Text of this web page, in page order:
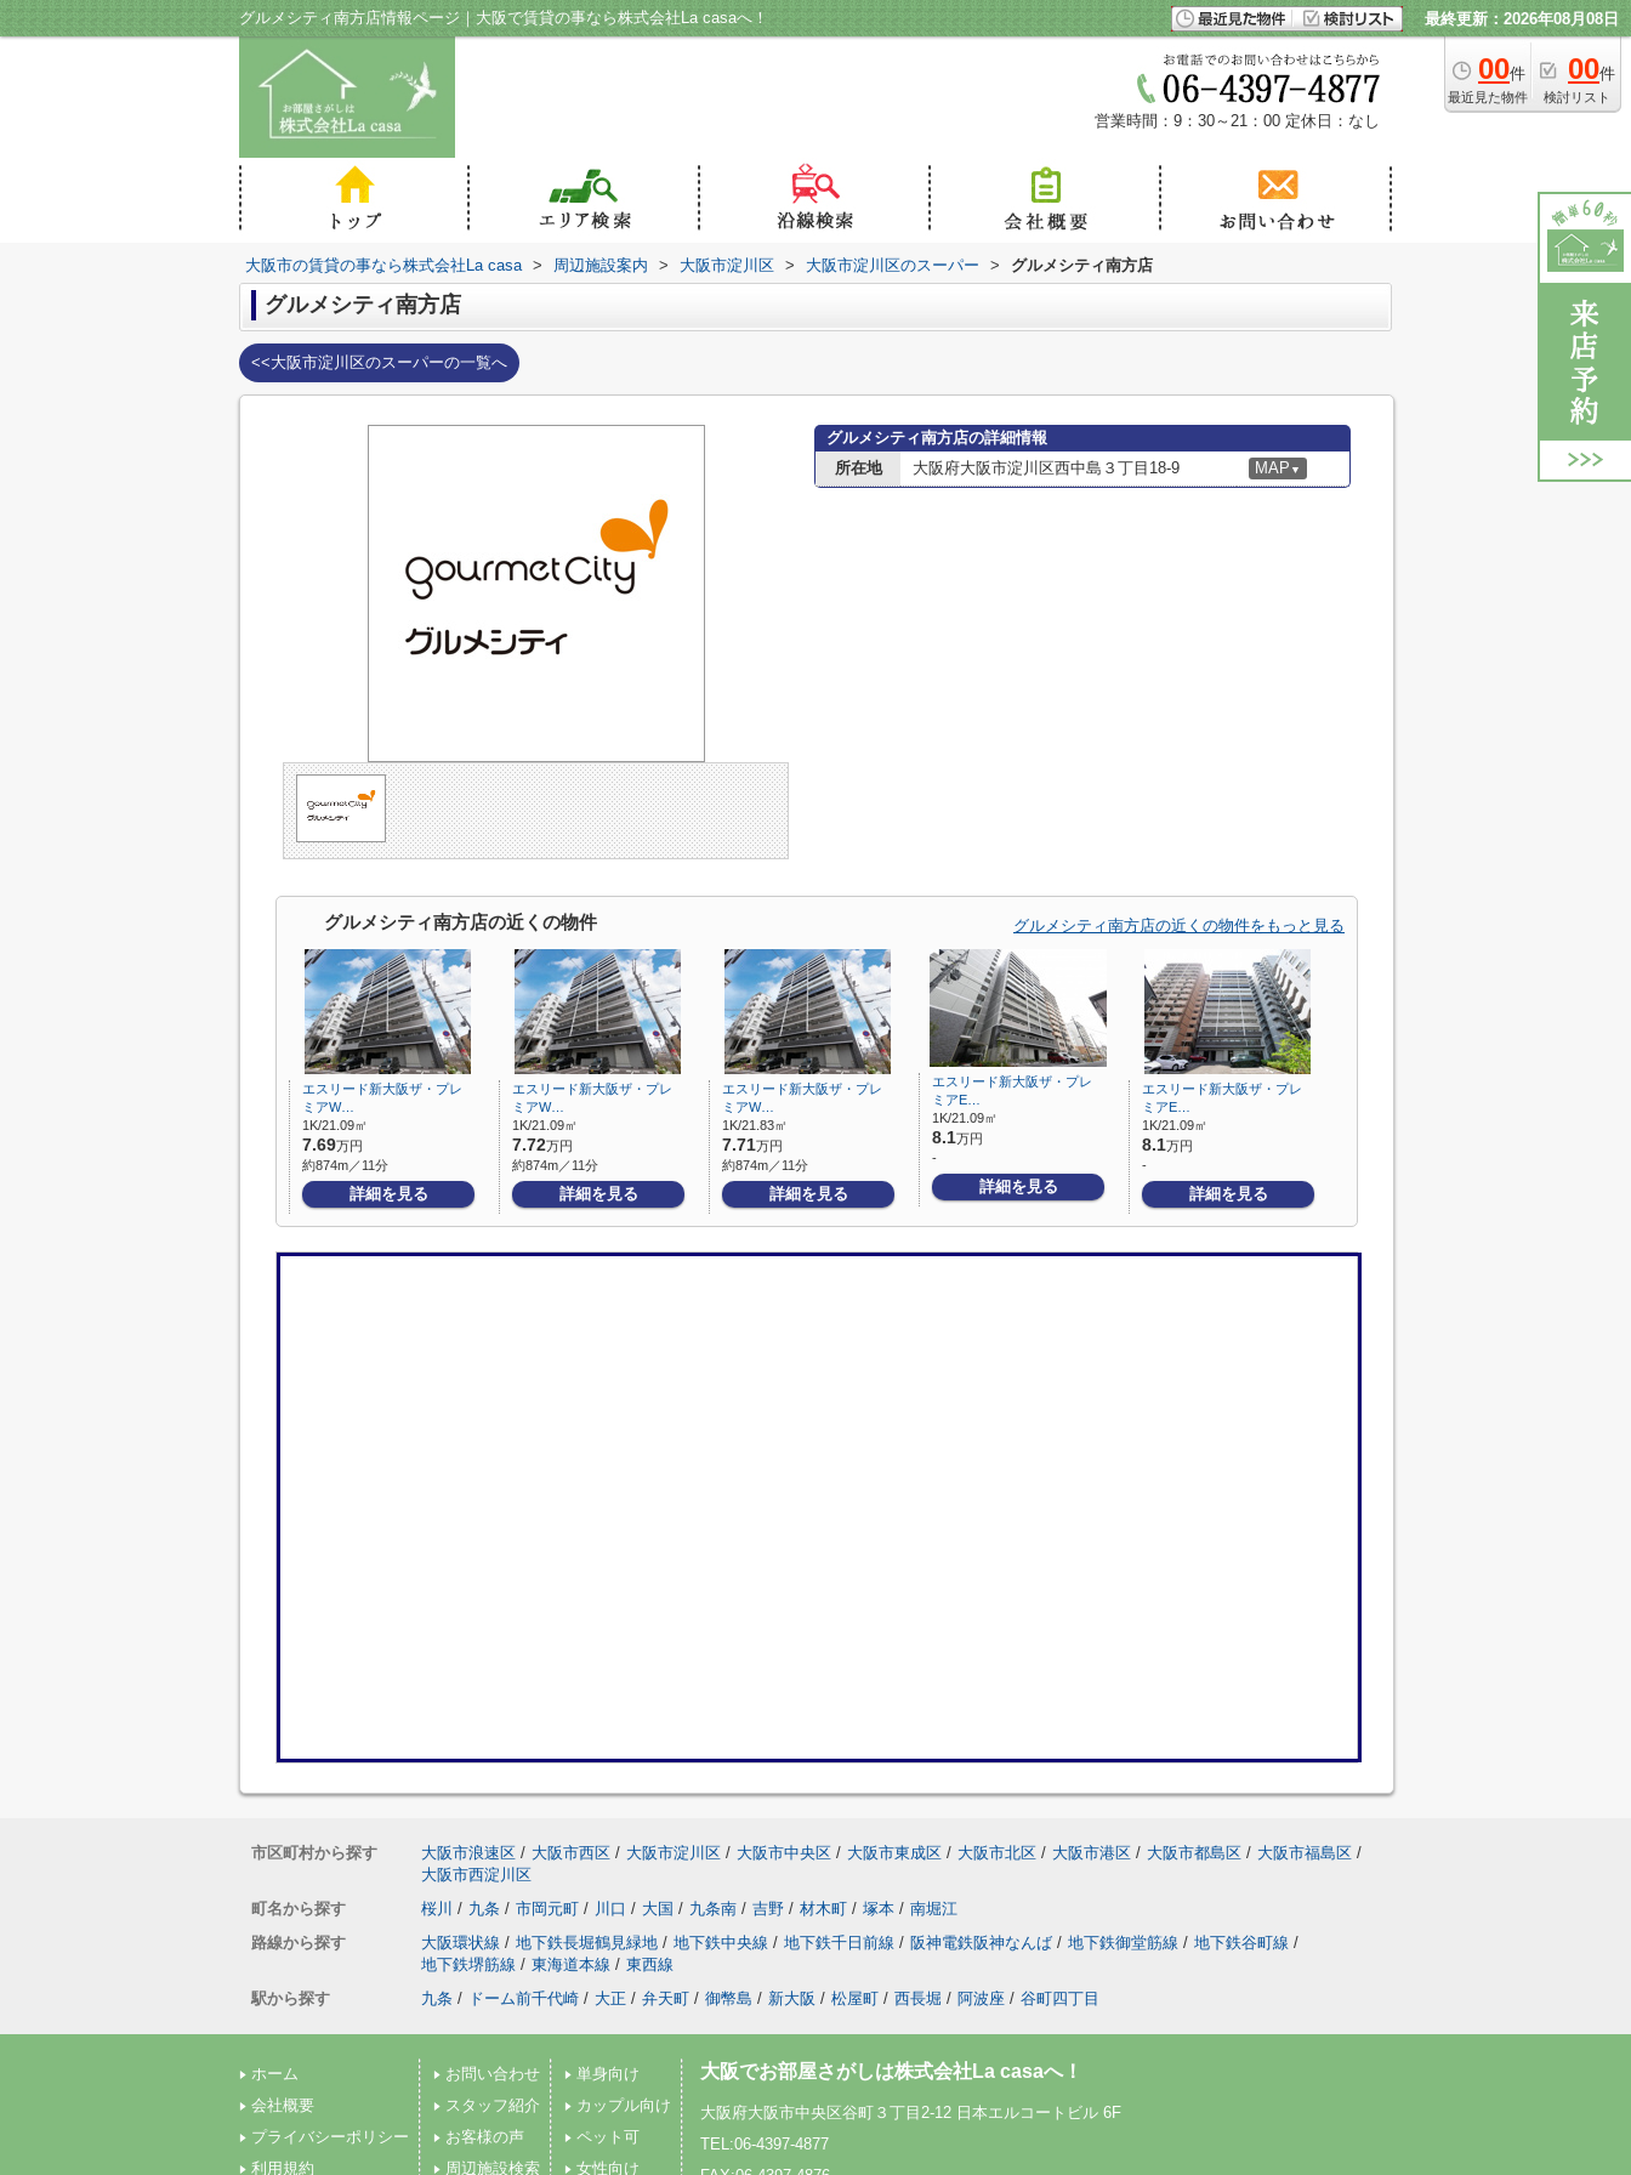
グルメシティ南方店情報ページ｜大阪で賃貸の事なら株式会社La casaへ！ 最終更新：2026年08月08日
00件
最近見た物件
00件
検討リスト
営業時間：9：30～21：00 定休日：なし
大阪市の賃貸の事なら株式会社La casa > 周辺施設案内 > 大阪市淀川区 > 大阪市淀川区のスーパー > グルメシティ南方店
グルメシティ南方店
<<大阪市淀川区のスーパーの一覧へ
グルメシティ南方店の詳細情報
所在地
大阪府大阪市淀川区西中島３丁目18-9 MAP ▼
グルメシティ南方店の近くの物件 グルメシティ南方店の近くの物件をもっと見る
エスリード新大阪ザ・プレ
ミアW…
1K/21.09㎡
7.69万円
約874m／11分
詳細を見る
エスリード新大阪ザ・プレ
ミアW…
1K/21.09㎡
7.72万円
約874m／11分
詳細を見る
エスリード新大阪ザ・プレ
ミアW…
1K/21.83㎡
7.71万円
約874m／11分
詳細を見る
エスリード新大阪ザ・プレ
ミアE…
1K/21.09㎡
8.1万円
-
詳細を見る
エスリード新大阪ザ・プレ
ミアE…
1K/21.09㎡
8.1万円
-
詳細を見る
市区町村から探す 大阪市浪速区 / 大阪市西区 / 大阪市淀川区 / 大阪市中央区 / 大阪市東成区 / 大阪市北区 / 大阪市港区 / 大阪市都島区 / 大阪市福島区 /
大阪市西淀川区
町名から探す
桜川 / 九条 / 市岡元町 / 川口 / 大国 / 九条南 / 吉野 / 材木町 / 塚本 / 南堀江
路線から探す
大阪環状線 / 地下鉄長堀鶴見緑地 / 地下鉄中央線 / 地下鉄千日前線 / 阪神電鉄阪神なんば / 地下鉄御堂筋線 / 地下鉄谷町線 /
地下鉄堺筋線 / 東海道本線 / 東西線
駅から探す
九条 / ドーム前千代崎 / 大正 / 弁天町 / 御幣島 / 新大阪 / 松屋町 / 西長堀 / 阿波座 / 谷町四丁目
ホーム
会社概要
プライバシーポリシー
利用規約
お問い合わせ
スタッフ紹介
お客様の声
周辺施設検索
単身向け
カップル向け
ペット可
女性向け
大阪でお部屋さがしは株式会社La casaへ！
大阪府大阪市中央区谷町３丁目2-12 日本エルコートビル 6F
TEL:06-4397-4877